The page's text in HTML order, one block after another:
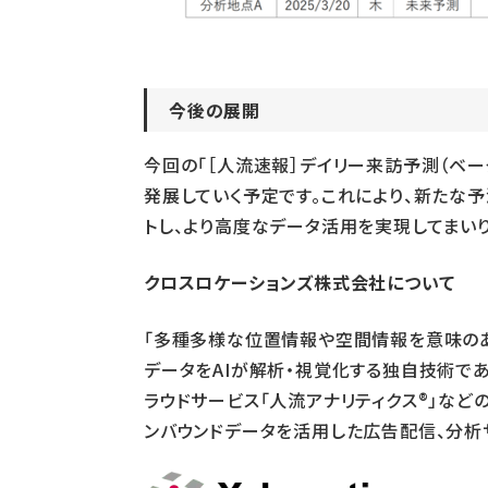
今後の展開
今回の「［人流速報］デイリー来訪予測（ベ
発展していく予定です。これにより、新た
トし、より高度なデータ活用を実現してまい
クロスロケーションズ株式会社について
「多種多様な位置情報や空間情報を意味の
データをAIが解析・視覚化する独自技術で
ラウドサービス「人流アナリティクス®」
ンバウンドデータを活用した広告配信、分